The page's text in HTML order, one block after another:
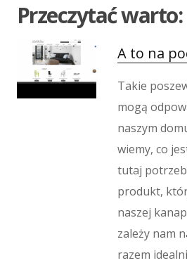
Produkcja
Restauracje,
Adwokaci, Porady
Ślub i
Weterynaryjne,
Sprzątanie,
Serwis
Inne
Hotele i
Podróże
Przeczytać warto:
A to na
Takie
mogą
naszym
wiemy, co
tutaj
produkt,
naszej
zależy nam
razem